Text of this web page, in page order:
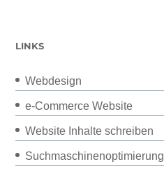
LINKS
Webdesign
e-Commerce Website
Website Inhalte schreiben
Suchmaschinenoptimierung